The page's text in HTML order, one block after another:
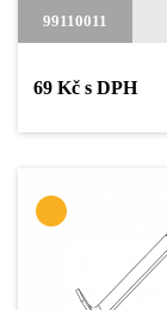
99110011
69 Kč s DPH